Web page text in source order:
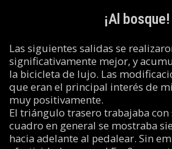
¡Al bosque!
Las siguientes salidas se
significativamente mejor, y
la bicicleta de lujo. Las
que eran el principal interés de
muy positivamente.
El triángulo trasero trabajaba
cuadro en general se mostraba
hacia adelante al pedalear. Sin